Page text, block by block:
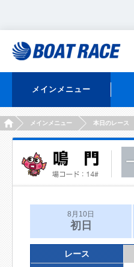
メインメニュー
HOMEメインメニュー 本日のレース
8月10日
初日
レース